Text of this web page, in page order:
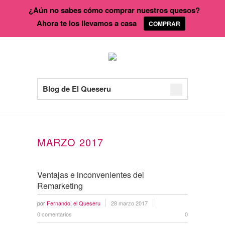
Blog de El Queseru
MARZO 2017
Ventajas e inconvenientes del
Remarketing
por Fernando, el Queseru
28 marzo 2017
0 comentarios
0
¿Aún no sabes cómo comprar nuestros quesos?
Ahora te los llevamos a casa
COMPRAR